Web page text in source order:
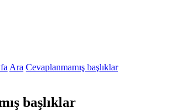
Ara Cevaplanmamış başlıklar
başlıklar